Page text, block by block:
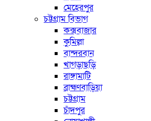
মেহেরপুর
চট্টগ্রাম বিভাগ
কক্সবাজার
কুমিল্লা
বান্দরবান
খাগড়াছড়ি
রাঙ্গামাটি
ব্রাহ্মণবাড়িয়া
চট্টগ্রাম
চাঁদপুর